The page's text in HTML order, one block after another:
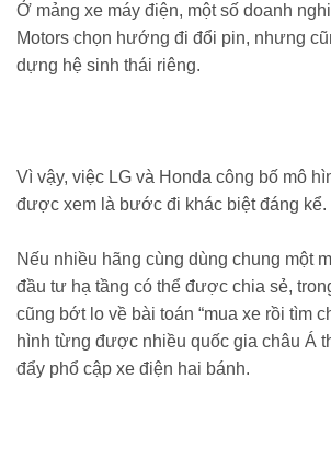
Ở mảng xe máy điện, một số doanh
Motors chọn hướng đi đổi pin, nhưng
dựng hệ sinh thái riêng.
Vì vậy, việc LG và Honda công bố mô
được xem là bước đi khác biệt đáng kể.
Nếu nhiều hãng cùng dùng chung một
đầu tư hạ tầng có thể được chia sẻ,
cũng bớt lo về bài toán “mua xe rồi tìm
hình từng được nhiều quốc gia châu Á
đẩy phổ cập xe điện hai bánh.